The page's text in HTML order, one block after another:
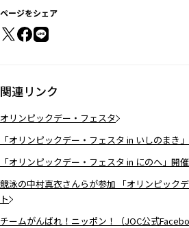
ページをシェア
関連リンク
オリンピックデー・フェスタ
「オリンピックデー・フェスタ in いしのまき
「オリンピックデー・フェスタ in にのへ」開
競泳の中村真衣さんらが参加 「オリンピック
ト
チームがんばれ！ニッポン！（JOC公式